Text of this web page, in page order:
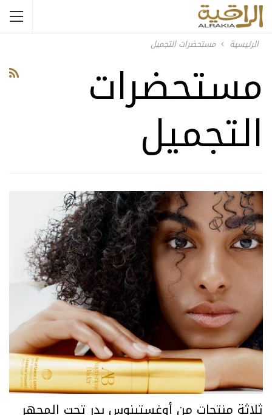
الرئيسية مستحضرات التجميل
مستحضرات
التجميل
ثلاثة منتجات من أوغستينوس بدر تحت المجهر